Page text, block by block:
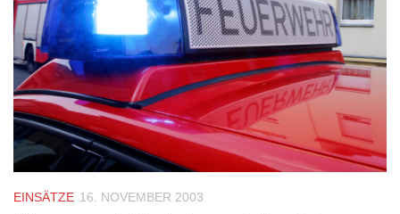
EINSÄTZE 16. NOVEMBER 2003